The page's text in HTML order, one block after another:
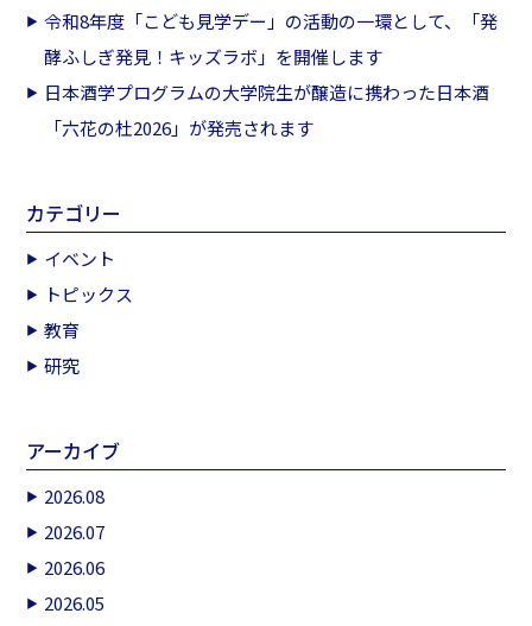
令和8年度「こども見学デー」の活動の一環として、「発
酵ふしぎ発見！キッズラボ」を開催します
日本酒学プログラムの大学院生が醸造に携わった日本酒
「六花の杜2026」が発売されます
カテゴリー
イベント
トピックス
教育
研究
アーカイブ
2026.08
2026.07
2026.06
2026.05